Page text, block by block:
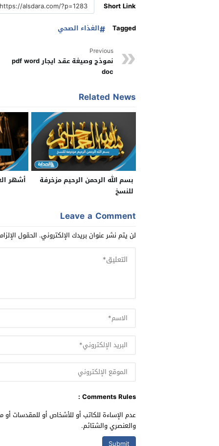
Short Link
Tagged
الغذاء الصحي
Previous
نموذج وصيغة عقد ايجار pdf word
doc
Related News
بسم الله الرحمن الرحيم مزخرفة
للنسخ
أشهر
Leave a Comment
لن يتم نشر عنوان بريدك الإلكتروني. الحقول
Comments Rules :
عدم الإساءة للكاتب أو للأشخاص أو للمقدسات أو
والعنصري والشتائم.